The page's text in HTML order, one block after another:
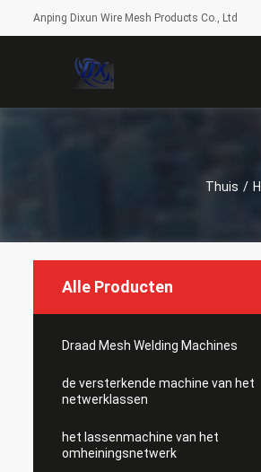
Anping Dixun Wire Mesh Products Co., Ltd
Thuis /
Alle Producten
Draad Mesh Welding Machines
de versterkende machine van het
netwerklassen
het lassenmachine van het
omheiningsnetwerk